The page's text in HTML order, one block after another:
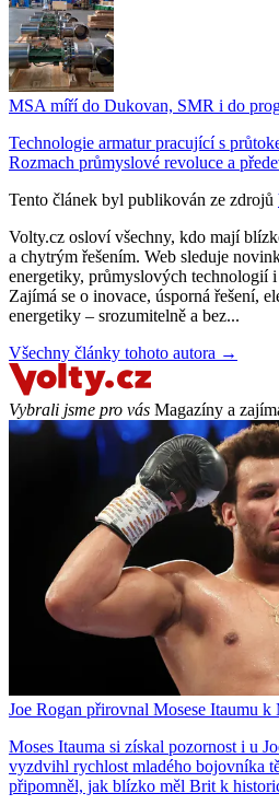
MSA míří do Dukovan, SMR i do
Technologie armatur pracující s
Rozmach průmyslové revoluce a
Tento článek byl publikován ze zdrojů
Volty.cz osloví všechny, kdo mají
a chytrým řešením. Web sleduje
energetiky, průmyslových technologií
Zajímá se o inovace, úsporná řešení,
energetiky – srozumitelně a bez...
Všechny články tohoto autora →
Vybrali jsme pro vás Magazíny a
Joe Rogan přirovnal Mosese Itaumu
Moses Itauma si získal pozornost i u
vyzdvihl rychlost mladého bojovníka
připomněl, jak blízko měl Brit k